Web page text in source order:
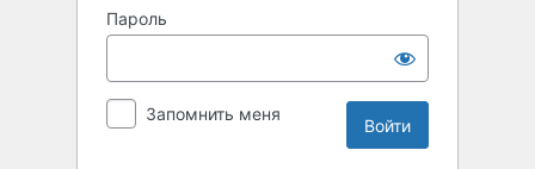
Пароль
Запомнить меня